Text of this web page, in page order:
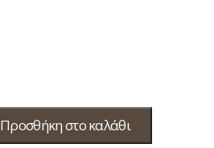
Προσθήκη στο καλάθι